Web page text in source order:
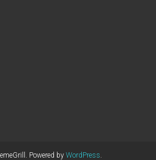
Powered by WordPress.